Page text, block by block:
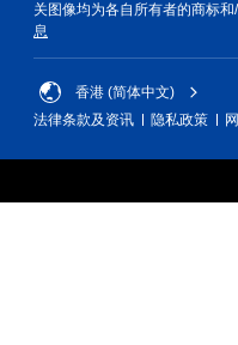
关图像均为各自所有者的商标
息
香港 (简体中文)
法律条款及资讯
隐私政策